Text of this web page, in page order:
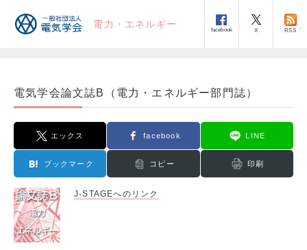
電力・エネルギー
facebook X RSS
電気学会論文誌B（電力・エネルギー部門誌）
エックス facebook LINE
ブックマーク コピー 印刷
J-STAGEへのリンク